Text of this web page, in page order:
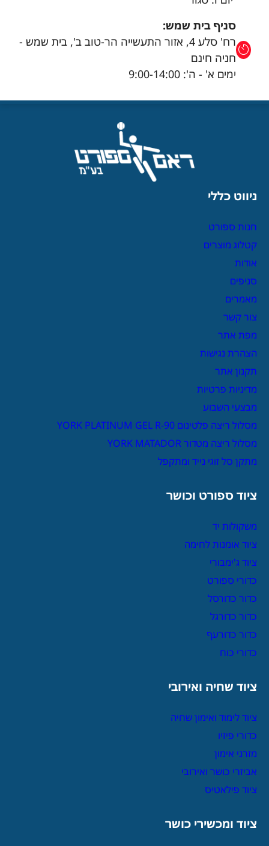
סניף בית שמש:
רח' סלע 4, אזור התעשייה הר-טוב ב', בית שמש -
חניה חינם
ימים א' - ה': 9:00-14:00
ניווט כללי
חנות ספורט
קטלוג מוצרים
אודות
סניפים
מאמרים
צור קשר
מפת אתר
הצהרת נגישות
תקנון אתר
מדיניות פרטיות
מבצעי השבוע
מסלול ריצה פלטינום YORK PLATINUM GEL R-90
מסלול ריצה מטדור YORK MATADOR
מתקן סל זוגי נייד ומתקפל
ציוד ספורט וכושר
משקולות יד
ציוד אומנות לחימה
ציוד ג'ימבורי
כדורי ספורט
כדור כדורסל
כדור כדורגל
כדור כדורעף
כדורי כוח
ציוד שחיה ואירובי
ציוד לימוד ואימון שחיה
כדורי פיזיו
מזרני אימון
אביזרי כושר ואירובי
ציוד פילאטיס
ציוד ומכשירי כושר